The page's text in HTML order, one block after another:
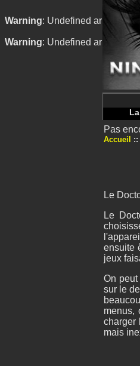
Warning: Undefined array key
Warning: Undefined array key
Pas
Accueil
Le
Le
ensuite
jeux
On
sur le
menus,
charger
mais